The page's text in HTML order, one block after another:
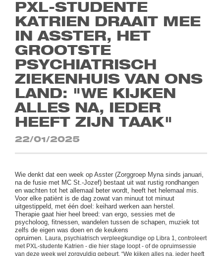
PXL-STUDENTE
KATRIEN DRAAIT MEE
IN ASSTER, HET
GROOTSTE
PSYCHIATRISCH
ZIEKENHUIS VAN ONS
LAND: "WE KIJKEN
ALLES NA, IEDER
HEEFT ZIJN TAAK"
22/01/2025
Wie denkt dat een week op Asster (Zorggroep Myna sinds januari,
na de fusie met MC St.-Jozef) bestaat uit wat rustig rondhangen
en wachten tot het allemaal beter wordt, heeft het helemaal mis.
Voor elke patiënt is de dag zowat van minuut tot minuut
uitgestippeld, met één doel: keihard werken aan herstel.
Therapie gaat hier heel breed: van ergo, sessies met de
psycholoog, fitnessen, wandelen tussen de schapen, muziek tot
zelfs de eigen was doen en de keukens
opruimen. Laura,psychiatrisch verpleegkundige op Libra 1, controleert
met PXL-studente Katrien - die hier stage loopt - of de opruimsessie
van deze week wel zorgvuldig gebeurt. “We kijken alles na, ieder heeft